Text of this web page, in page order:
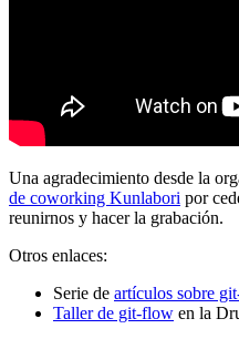
Una agradecimiento desde la
de coworking Kunlabori por
reunirnos y hacer la grabación.
Otros enlaces:
Serie de artículos sobre
Taller de git-flow en la